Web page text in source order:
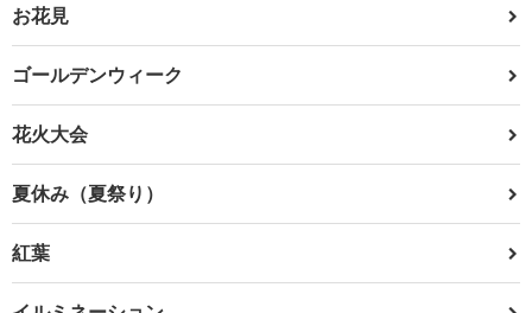
お花見
ゴールデンウィーク
花火大会
夏休み（夏祭り）
紅葉